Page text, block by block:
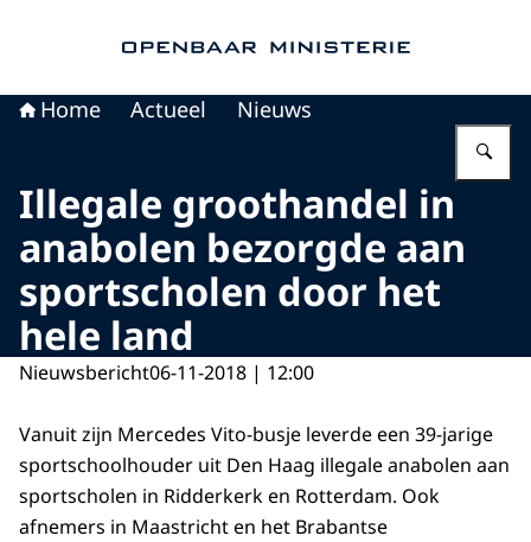
Home Actueel Nieuws
Illegale groothandel in
anabolen bezorgde aan
sportscholen door het
hele land
Nieuwsbericht06-11-2018 | 12:00
Vanuit zijn Mercedes Vito-busje leverde een 39-jarige
sportschoolhouder uit Den Haag illegale anabolen aan
sportscholen in Ridderkerk en Rotterdam. Ook
afnemers in Maastricht en het Brabantse